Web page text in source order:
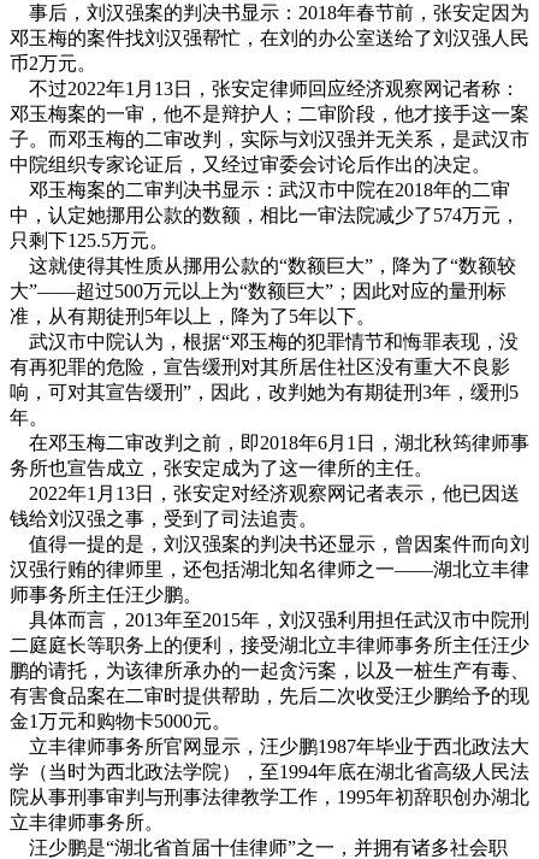
事后，刘汉强案的判决书显示：2018年春节前，张安定因为
邓玉梅的案件找刘汉强帮忙，在刘的办公室送给了刘汉强人民
币2万元。
不过2022年1月13日，张安定律师回应经济观察网记者称：
邓玉梅案的一审，他不是辩护人；二审阶段，他才接手这一案
子。而邓玉梅的二审改判，实际与刘汉强并无关系，是武汉市
中院组织专家论证后，又经过审委会讨论后作出的决定。
邓玉梅案的二审判决书显示：武汉市中院在2018年的二审
中，认定她挪用公款的数额，相比一审法院减少了574万元，
只剩下125.5万元。
这就使得其性质从挪用公款的“数额巨大”，降为了“数额较
大”——超过500万元以上为“数额巨大”；因此对应的量刑标
准，从有期徒刑5年以上，降为了5年以下。
武汉市中院认为，根据“邓玉梅的犯罪情节和悔罪表现，没
有再犯罪的危险，宣告缓刑对其所居住社区没有重大不良影
响，可对其宣告缓刑”，因此，改判她为有期徒刑3年，缓刑5
年。
在邓玉梅二审改判之前，即2018年6月1日，湖北秋筠律师事
务所也宣告成立，张安定成为了这一律所的主任。
2022年1月13日，张安定对经济观察网记者表示，他已因送
钱给刘汉强之事，受到了司法追责。
值得一提的是，刘汉强案的判决书还显示，曾因案件而向刘
汉强行贿的律师里，还包括湖北知名律师之一——湖北立丰律
师事务所主任汪少鹏。
具体而言，2013年至2015年，刘汉强利用担任武汉市中院刑
二庭庭长等职务上的便利，接受湖北立丰律师事务所主任汪少
鹏的请托，为该律所承办的一起贪污案，以及一桩生产有毒、
有害食品案在二审时提供帮助，先后二次收受汪少鹏给予的现
金1万元和购物卡5000元。
立丰律师事务所官网显示，汪少鹏1987年毕业于西北政法大
学（当时为西北政法学院），至1994年底在湖北省高级人民法
院从事刑事审判与刑事法律教学工作，1995年初辞职创办湖北
立丰律师事务所。
汪少鹏是“湖北省首届十佳律师”之一，并拥有诸多社会职